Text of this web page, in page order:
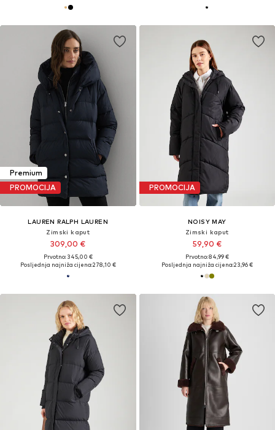
Premium
PROMOCIJA
LAUREN RALPH LAUREN
Zimski kaput
309,00 €
Prvotno: 345,00 €
Posljednja najniža cijena:278,10 €
PROMOCIJA
NOISY MAY
Zimski kaput
59,90 €
Prvotno: 84,99 €
Posljednja najniža cijena:23,96 €